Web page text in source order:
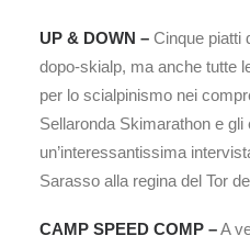
UP & DOWN – Cinque piatti
dopo-skialp, ma anche tutte
per lo scialpinismo nei
Sellaronda Skimarathon e
un’interessantissima
Sarasso alla regina del Tor
CAMP SPEED COMP –A